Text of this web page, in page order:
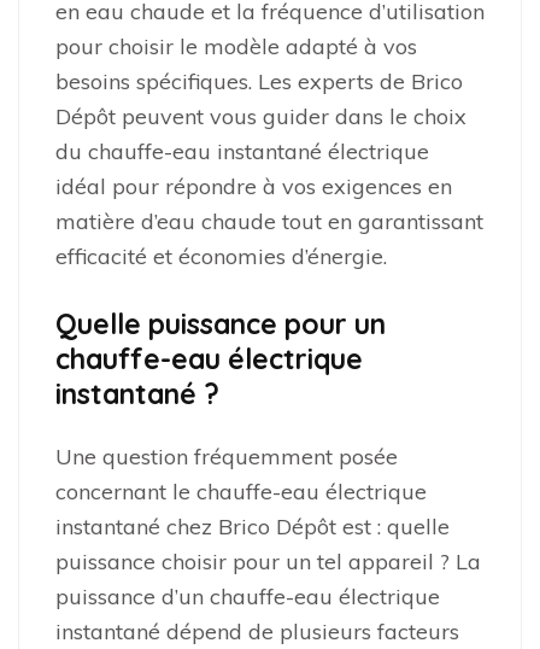
en eau chaude et la fréquence d’utilisation
pour choisir le modèle adapté à vos
besoins spécifiques. Les experts de Brico
Dépôt peuvent vous guider dans le choix
du chauffe-eau instantané électrique
idéal pour répondre à vos exigences en
matière d’eau chaude tout en garantissant
efficacité et économies d’énergie.
Quelle puissance pour un
chauffe-eau électrique
instantané ?
Une question fréquemment posée
concernant le chauffe-eau électrique
instantané chez Brico Dépôt est : quelle
puissance choisir pour un tel appareil ? La
puissance d’un chauffe-eau électrique
instantané dépend de plusieurs facteurs